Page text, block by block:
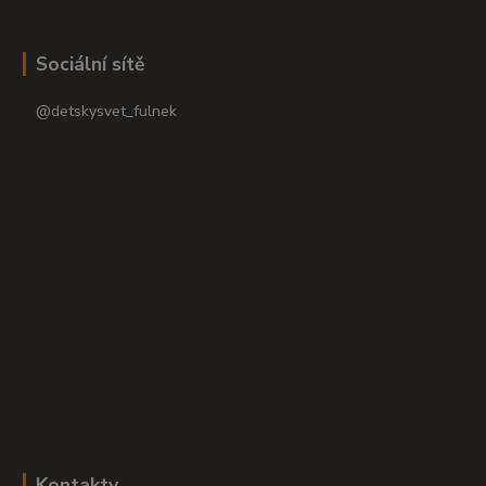
Sociální sítě
@detskysvet_fulnek